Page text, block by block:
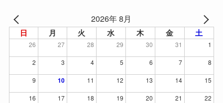
2026年 8月
日 月 火 水 木 金 土
26 27 28 29 30 31 1
2 3 4 5 6 7 8
9 10 11 12 13 14 15
16 17 18 19 20 21 22